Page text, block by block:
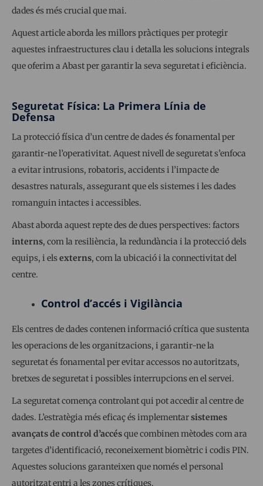
dades és més crucial que mai.
Aquest article aborda les millors pràctiques per protegir
aquestes infraestructures clau i detalla les solucions integrals
que oferim a Abast per garantir la seva seguretat i eficiència.
Seguretat Física: La Primera Línia de
Defensa
La protecció física d’un centre de dades és fonamental per
garantir-ne l’operativitat. Aquest nivell de seguretat s’enfoca
a evitar intrusions, robatoris, accidents i l’impacte de
desastres naturals, assegurant que els sistemes i les dades
romanguin intactes i accessibles.
Abast aborda aquest repte des de dues perspectives: factors
interns, com la resiliència, la redundància i la protecció dels
equips, i els externs, com la ubicació i la connectivitat del
centre.
Control d’accés i Vigilància
Els centres de dades contenen informació crítica que sustenta
les operacions de les organitzacions, i garantir-ne la
seguretat és fonamental per evitar accessos no autoritzats,
bretxes de seguretat i possibles interrupcions en el servei.
La seguretat comença controlant qui pot accedir al centre de
dades. L’estratègia més eficaç és implementarsistemes
avançats de control d’accésque combinen mètodes com ara
targetes d’identificació, reconeixement biomètric i codis PIN.
Aquestes solucions garanteixen que només el personal
autoritzat entri a les zones crítiques.